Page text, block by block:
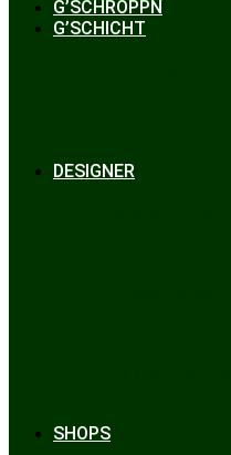
G’SCHROPPN
G’SCHICHT
DESIGNER
SHOPS